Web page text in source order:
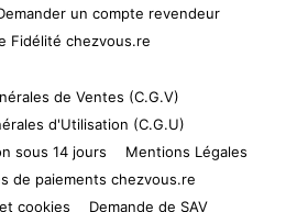
un compte revendeur
Fidélité chezvous.re
de Ventes (C.G.V)
d'Utilisation (C.G.U)
sous 14 jours
Mentions Légales
de paiements chezvous.re
cookies
Demande de SAV